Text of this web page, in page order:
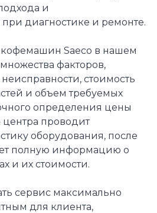
и
диагностике и ремонте.
кофемашин Saeco в нашем
факторов,
стоимость
и объем требуемых
определения цены
проводит
оборудования, после
полную информацию о
и их стоимости.
сервис максимально
для клиента,